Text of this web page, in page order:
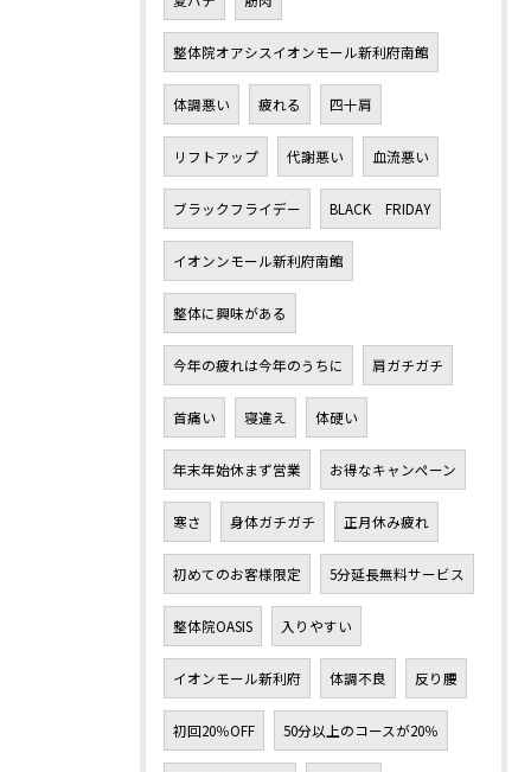
整体院オアシスイオンモール新利府南館
体調悪い 疲れる 四十肩
リフトアップ 代謝悪い 血流悪い
ブラックフライデー BLACK FRIDAY
イオンンモール新利府南館
整体に興味がある
今年の疲れは今年のうちに 肩ガチガチ
首痛い 寝違え 体硬い
年末年始休まず営業 お得なキャンペーン
寒さ 身体ガチガチ 正月休み疲れ
初めてのお客様限定 5分延長無料サービス
整体院OASIS 入りやすい
イオンモール新利府 体調不良 反り腰
初回20％OFF 50分以上のコースが20％